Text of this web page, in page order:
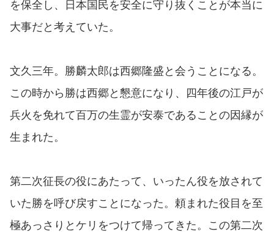
を保全し、日本国民を安全に守り抜くことが本当に
大事だと考えていた。
文久三年。勝麟太郎は西郷隆盛と会うことになる。
この時から勝は西郷と懇意になり、四年後の江戸が
兵火を免れて百万の生霊が安泰であることの因縁が
生まれた。
第二次征長の役にあたって、いったん役を放されて
いた勝を呼び戻すことになった。頼まれた役目を至
極あっさりとケリをつけて帰ってきた。この第二次